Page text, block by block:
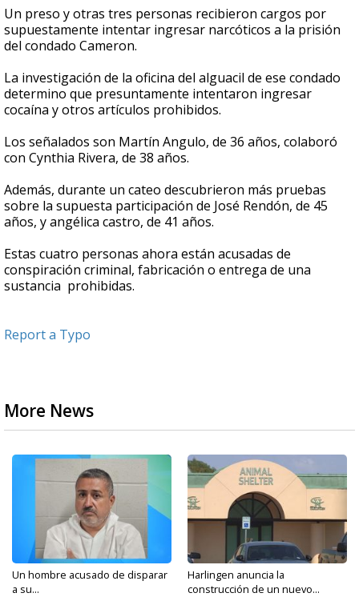
seconds
of
46
seconds
Un preso y otras tres personas recibieron cargos por
supuestamente intentar ingresar narcóticos a la prisión
del condado Cameron.
La investigación de la oficina del alguacil de ese condado
determino que presuntamente intentaron ingresar
cocaína y otros artículos prohibidos.
Los señalados son Martín Angulo, de 36 años, colaboró
con Cynthia Rivera, de 38 años.
Además, durante un cateo descubrieron más pruebas
sobre la supuesta participación de José Rendón, de 45
años, y angélica castro, de 41 años.
Estas cuatro personas ahora están acusadas de
conspiración criminal, fabricación o entrega de una
sustancia prohibidas.
Report a Typo
More News
Un hombre acusado de disparar
a su...
Harlingen anuncia la
construcción de un nuevo...